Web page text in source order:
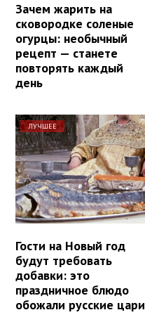
Зачем жарить на
сковородке соленые
огурцы: необычный
рецепт — станете
повторять каждый
день
ЛУЧШЕЕ
Гости на Новый год
будут требовать
добавки: это
праздничное блюдо
обожали русские цари